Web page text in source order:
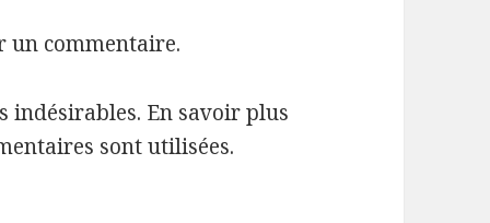
commentaire.
indésirables. En savoir plus
sont utilisées.